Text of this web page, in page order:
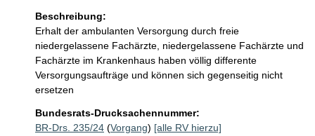
Beschreibung:
Erhalt der ambulanten Versorgung durch freie
niedergelassene Fachärzte, niedergelassene Fachärzte und
Fachärzte im Krankenhaus haben völlig differente
Versorgungsaufträge und können sich gegenseitig nicht
ersetzen
Bundesrats-Drucksachennummer:
BR-Drs. 235/24 (Vorgang) [alle RV hierzu]